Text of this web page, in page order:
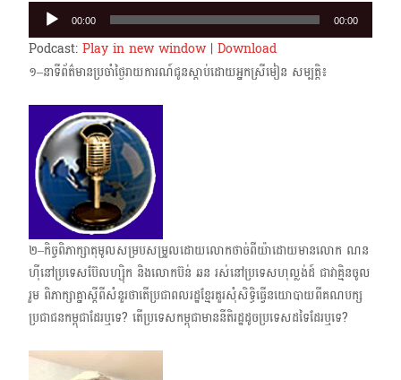
Audio
Player
00:00 00:00
Podcast: Play in new window| Download
១–នាទីព័ត៌មានប្រចាំថ្ងៃរាយការណ៍ជូនស្តាប់ដោយអ្នកស្រីមៀន សម្បត្តិ៖
២–កិច្ចពិភាក្សាតុមូលសម្របសម្រួលដោយលោកថាច់ពីយ៉ាដោយមានលោក ណន
ហ៊ីនៅប្រទេសប៊ែលហ្ស៊ិក និងលោកប៊ន់ ឆន រស់នៅប្រទេសហុល្លង់ដ៍ ជាវាគ្មិនចូល
រួម ពិភាក្សាគ្នាស្តីពីសំនួរថាតើប្រជាពលរដ្ឋខ្មែរគួរសុំសិទ្ធិធ្វើ​នយោបាយ​ពីគណបក្ស
ប្រជាជនកម្ពុជាដែរឬទេ? តើប្រទេសកម្ពុជាមាននីតិរដ្ឋដូចប្រទេសដទៃដែរឬទេ?